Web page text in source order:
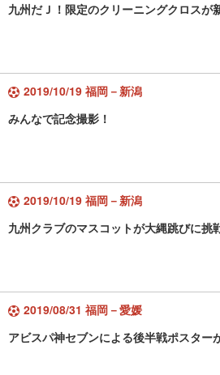
九州だＪ！限定のクリーニングクロスが
2019/10/19 福岡－新潟
みんなで記念撮影！
2019/10/19 福岡－新潟
九州クラブのマスコットが大縄跳びに挑
2019/08/31 福岡－愛媛
アビスパ神セブンによる後半戦ポスター